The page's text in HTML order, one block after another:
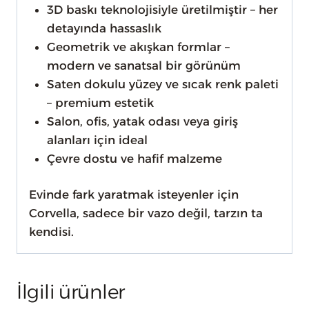
3D baskı teknolojisiyle üretilmiştir – her
detayında hassaslık
Geometrik ve akışkan formlar –
modern ve sanatsal bir görünüm
Saten dokulu yüzey ve sıcak renk paleti
– premium estetik
Salon, ofis, yatak odası veya giriş
alanları için ideal
Çevre dostu ve hafif malzeme
Evinde fark yaratmak isteyenler için
Corvella, sadece bir vazo değil, tarzın ta
kendisi.
İlgili ürünler